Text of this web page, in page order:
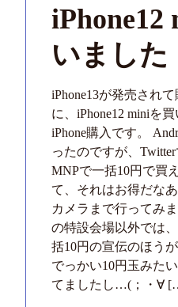
iPhone12
いました
iPhone13が発売され
に、iPhone12 miniを
iPhone購入です。
ったのですが、
MNPで一括10円で買
て、それはお得だな
カメラまで行ってみ
の特設会場以外では
括10円の宣伝のほう
でっかい10円玉みた
てましたし…(；・∀